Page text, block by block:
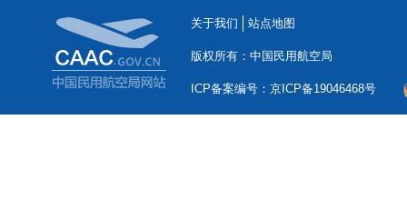
关于我们 站点地图
版权所有：中国民用航空局
ICP备案编号：京ICP备19046468号